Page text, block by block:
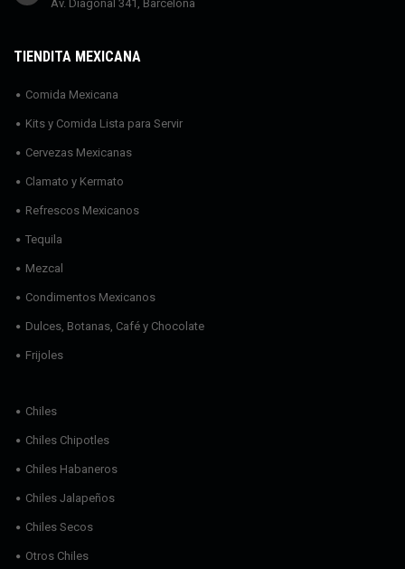
Av. Diagonal 341, Barcelona
TIENDITA MEXICANA
Comida Mexicana
Kits y Comida Lista para Servir
Cervezas Mexicanas
Clamato y Kermato
Refrescos Mexicanos
Tequila
Mezcal
Condimentos Mexicanos
Dulces, Botanas, Café y Chocolate
Frijoles
Chiles
Chiles Chipotles
Chiles Habaneros
Chiles Jalapeños
Chiles Secos
Otros Chiles